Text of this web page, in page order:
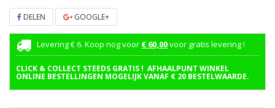
DELEN GOOGLE+
Levering € 6. Koop nog voor € 60,00voor gratis levering !
CLICK & COLLECT STEEDS GRATIS ! AFHAALPUNT WINKEL
ONLINE BESTELLINGEN MOGELIJK VANAF € 20 BESTELWAARDE.